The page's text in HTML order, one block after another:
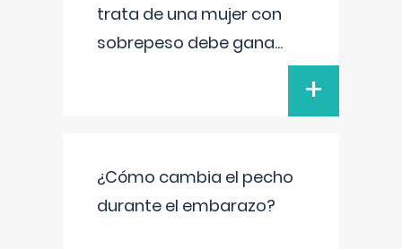
trata de una mujer con
sobrepeso debe gana...
+
¿Cómo cambia el pecho
durante el embarazo?